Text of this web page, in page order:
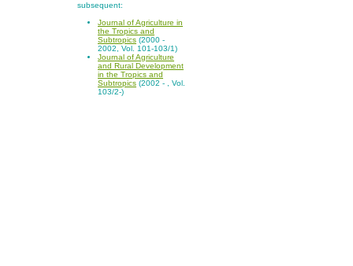
subsequent:
Journal of Agriculture in
the Tropics and
Subtropics (2000 -
2002, Vol. 101-103/1)
Journal of Agriculture
and Rural Development
in the Tropics and
Subtropics (2002 - , Vol.
103/2-)